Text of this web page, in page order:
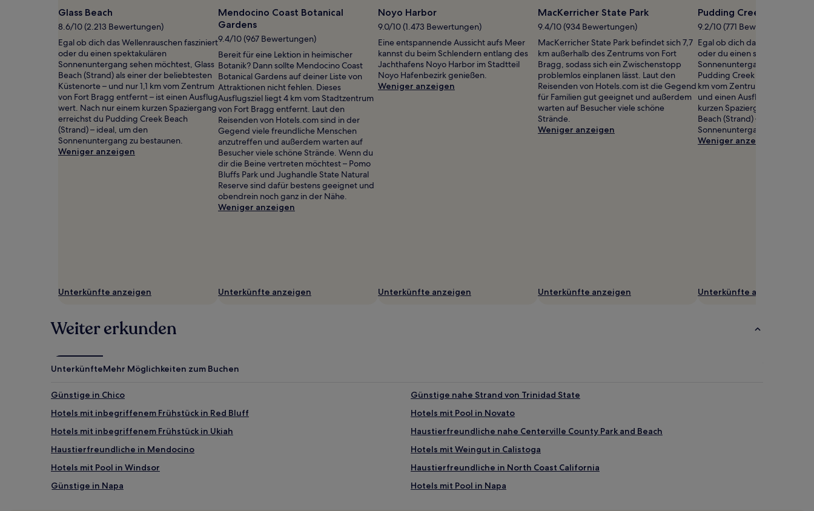
und
Verfügbarkeiten
können
sich
ändern.
können
zusätzliche
Bedingungen
gelten.
Glass Beach
8.6/10 (2.213 Bewertungen)
Egal ob dich das Wellenrauschen fasziniert
oder du einen spektakulären
Sonnenuntergang sehen möchtest, Glass
Beach (Strand) als einer der beliebtesten
Küstenorte – und nur 1,1 km vom Zentrum
von Fort Bragg entfernt – ist einen Ausflug
wert. Nach nur einem kurzen Spaziergang
erreichst du Pudding Creek Beach
(Strand) – ideal, um den
Sonnenuntergang zu bestaunen.
Weniger anzeigen
Unterkünfte anzeigen
Mendocino Coast Botanical
Gardens
9.4/10 (967 Bewertungen)
Bereit für eine Lektion in heimischer
Botanik? Dann sollte Mendocino Coast
Botanical Gardens auf deiner Liste von
Attraktionen nicht fehlen. Dieses
Ausflugsziel liegt 4 km vom Stadtzentrum
von Fort Bragg entfernt. Laut den
Reisenden von Hotels.com sind in der
Gegend viele freundliche Menschen
anzutreffen und außerdem warten auf
Besucher viele schöne Strände. Wenn du
dir die Beine vertreten möchtest – Pomo
Bluffs Park und Jughandle State Natural
Reserve sind dafür bestens geeignet und
obendrein noch ganz in der Nähe.
Weniger anzeigen
Unterkünfte anzeigen
Noyo Harbor
9.0/10 (1.473 Bewertungen)
Eine entspannende Aussicht aufs Meer
kannst du beim Schlendern entlang des
Jachthafens Noyo Harbor im Stadtteil
Noyo Hafenbezirk genießen.
Weniger anzeigen
Unterkünfte anzeigen
Foto
von
‎‎Where
To
Explore
Next
MacKerricher State Park
9.4/10 (934 Bewertungen)
MacKerricher State Park befindet sich 7,7
km außerhalb des Zentrums von Fort
Bragg, sodass sich ein Zwischenstopp
problemlos einplanen lässt. Laut den
Reisenden von Hotels.com ist die Gegend
für Familien gut geeignet und außerdem
warten auf Besucher viele schöne
Strände.
Weniger anzeigen
Unterkünfte anzeigen
Pudding Creek Beach
9.2/10 (771 Bewertungen)
Egal ob dich das
oder du einen spektakulären
Sonnenuntergang sehen
Pudding Creek Beach (Strand)
km vom Zentrum von Fort
und einen Ausflug wert. Nach
kurzen Spaziergang erreichst
Beach (Strand) – ideal, um den
Sonnenuntergang zu
Weniger anzeigen
Unterkünfte anzeigen
Weiter erkunden
UnterkünfteMehr Möglichkeiten zum Buchen
Günstige in Chico
Günstige nahe Strand von Trinidad State
Hotels mit inbegriffenem Frühstück in Red Bluff
Hotels mit Pool in Novato
Hotels mit inbegriffenem Frühstück in Ukiah
Haustierfreundliche nahe Centerville County Park and Beach
Haustierfreundliche in Mendocino
Hotels mit Weingut in Calistoga
Hotels mit Pool in Windsor
Haustierfreundliche in North Coast California
Günstige in Napa
Hotels mit Pool in Napa